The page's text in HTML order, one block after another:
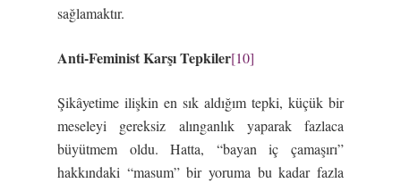
sağlamaktır.
Anti-Feminist Karşı Tepkiler[10]
Şikâyetime ilişkin en sık aldığım tepki, küçük bir
meseleyi gereksiz alınganlık yaparak fazlaca
büyütmem oldu. Hatta, “bayan iç çamaşırı”
hakkındaki “masum” bir yoruma bu kadar fazla